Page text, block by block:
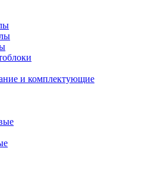
и комплектующие